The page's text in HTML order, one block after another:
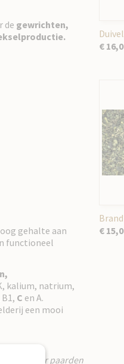
de gewrichten,
gehalte aan
functioneel
kalium, natrium,
C en A.
een mooi
voor paarden
€
€